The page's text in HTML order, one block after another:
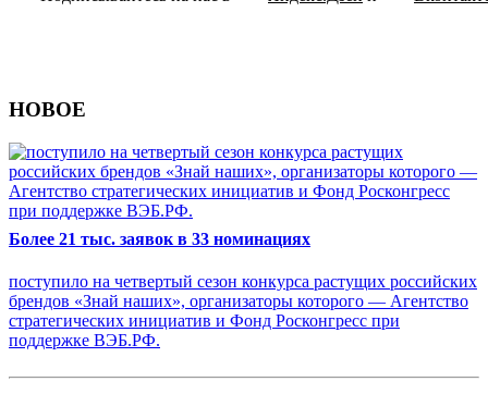
НОВОЕ
Более 21 тыс. заявок в 33 номинациях
поступило на четвертый сезон конкурса растущих российских
брендов «Знай наших», организаторы которого — Агентство
стратегических инициатив и Фонд Росконгресс при
поддержке ВЭБ.РФ.